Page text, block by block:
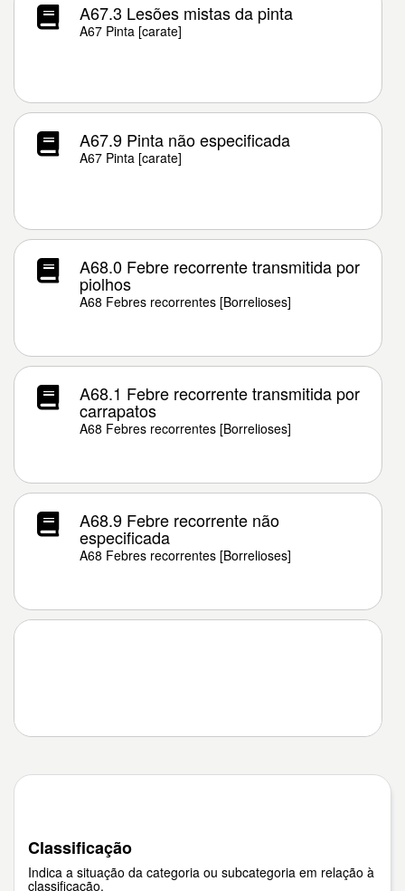
A67.3 Lesões mistas da pinta
A67 Pinta [carate]
A67.9 Pinta não especificada
A67 Pinta [carate]
A68.0 Febre recorrente transmitida por
piolhos
A68 Febres recorrentes [Borrelioses]
A68.1 Febre recorrente transmitida por
carrapatos
A68 Febres recorrentes [Borrelioses]
A68.9 Febre recorrente não
especificada
A68 Febres recorrentes [Borrelioses]
Classificação
Indica a situação da categoria ou subcategoria em relação à
classificação.